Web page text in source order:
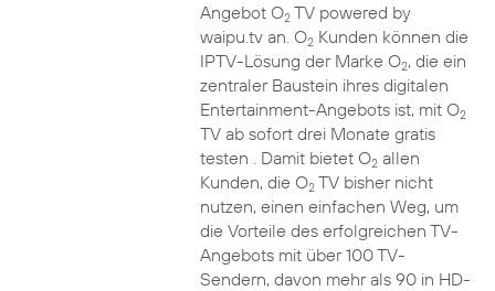
Angebot O2TV powered by
waipu.tv an. O2Kunden können die
IPTV-Lösung der Marke O2, die ein
zentraler Baustein ihres digitalen
Entertainment-Angebots ist, mit O2
TV ab sofort drei Monate gratis
testen . Damit bietet O2allen
Kunden, die O2TV bisher nicht
nutzen, einen einfachen Weg, um
die Vorteile des erfolgreichen TV-
Angebots mit über 100 TV-
Sendern, davon mehr als 90 in HD-